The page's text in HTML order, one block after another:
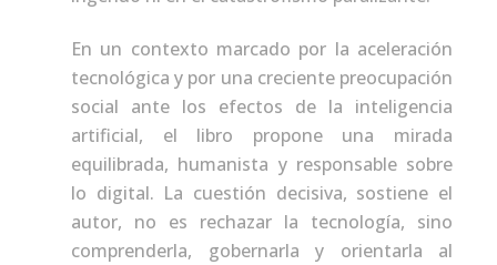
En un contexto marcado por la aceleración
tecnológica y por una creciente preocupación
social ante los efectos de la inteligencia
artificial, el libro propone una mirada
equilibrada, humanista y responsable sobre
lo digital. La cuestión decisiva, sostiene el
autor, no es rechazar la tecnología, sino
comprenderla, gobernarla y orientarla al